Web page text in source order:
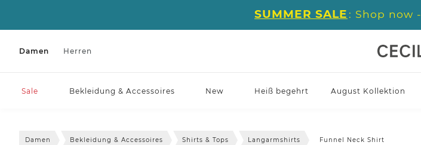
SUMMER SALE : Shop now -
Damen Herren
Sale Bekleidung & Accessoires New Heiß begehrt August Kollektion
Damen Bekleidung & Accessoires Shirts & Tops Langarmshirts Funnel Neck Shirt